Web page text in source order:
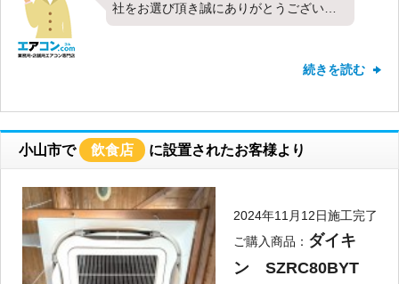
社をお選び頂き誠にありがとうございま
す。今回は日立製業務用エアコンの天井
をお取り付けさせて頂きました。対応や
の入替のため、壁面を一度解体し、取り
付け後に復旧するという少し大がかりな
作業となりましたが、仕上がりにご満足
頂けてとても嬉しく思います。新しいエ
アコンでこれからの季節も快適にお過ご
しいただければ何よりです。今後お使い
頂く中で何か気になることやお困りごと
続きを読む
小山市で 飲食店 に設置されたお客様より
2024年11月12日施工完了
ご購入商品： ダイキ
ン SZRC80BYT